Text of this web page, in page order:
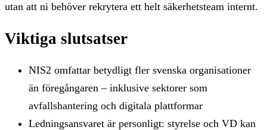
utan att ni behöver rekrytera ett helt säkerhetsteam internt.
Viktiga slutsatser
NIS2 omfattar betydligt fler svenska organisationer
än föregångaren – inklusive sektorer som
avfallshantering och digitala plattformar
Ledningsansvaret är personligt: styrelse och VD kan